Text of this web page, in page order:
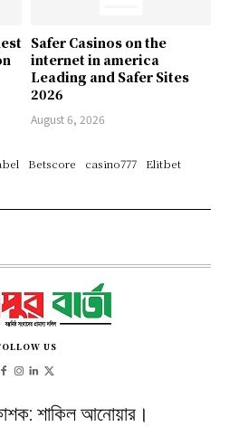
Safer Casinos on the
internet in america
Leading and Safer Sites
2026
August 6, 2026
Betscore casino777
Elitbet
US
শাকিল আনোয়ার।